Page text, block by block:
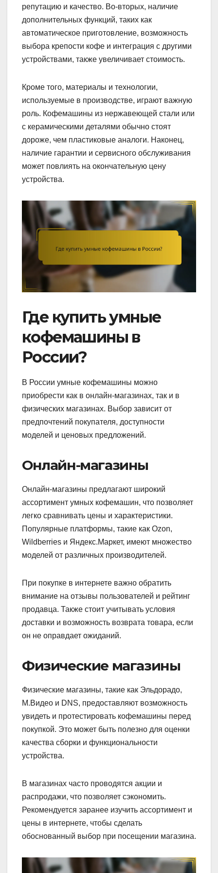
репутацию и качество. Во-вторых, наличие
дополнительных функций, таких как
автоматическое приготовление, возможность
выбора крепости кофе и интеграция с другими
устройствами, также увеличивает стоимость.
Кроме того, материалы и технологии,
используемые в производстве, играют важную
роль. Кофемашины из нержавеющей стали или
с керамическими деталями обычно стоят
дороже, чем пластиковые аналоги. Наконец,
наличие гарантии и сервисного обслуживания
может повлиять на окончательную цену
устройства.
Где купить умные
кофемашины в
России?
В России умные кофемашины можно
приобрести как в онлайн-магазинах, так и в
физических магазинах. Выбор зависит от
предпочтений покупателя, доступности
моделей и ценовых предложений.
Онлайн-магазины
Онлайн-магазины предлагают широкий
ассортимент умных кофемашин, что позволяет
легко сравнивать цены и характеристики.
Популярные платформы, такие как Ozon,
Wildberries и Яндекс.Маркет, имеют множество
моделей от различных производителей.
При покупке в интернете важно обратить
внимание на отзывы пользователей и рейтинг
продавца. Также стоит учитывать условия
доставки и возможность возврата товара, если
он не оправдает ожиданий.
Физические магазины
Физические магазины, такие как Эльдорадо,
М.Видео и DNS, предоставляют возможность
увидеть и протестировать кофемашины перед
покупкой. Это может быть полезно для оценки
качества сборки и функциональности
устройства.
В магазинах часто проводятся акции и
распродажи, что позволяет сэкономить.
Рекомендуется заранее изучить ассортимент и
цены в интернете, чтобы сделать
обоснованный выбор при посещении магазина.